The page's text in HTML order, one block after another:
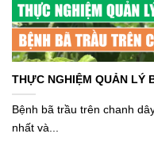
THỰC NGHIỆM QUẢN LÝ
Bệnh bã trầu trên chanh
nhất và...